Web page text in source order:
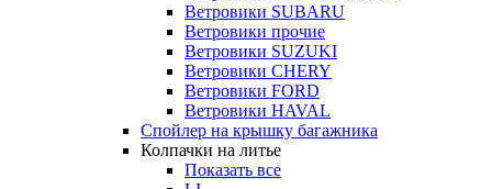
Ветровики SUBARU
Ветровики прочие
Ветровики SUZUKI
Ветровики CHERY
Ветровики FORD
Ветровики HAVAL
Спойлер на крышку багажника
Колпачки на литье
Показать все